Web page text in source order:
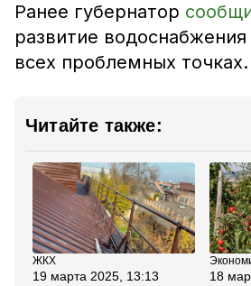
Ранее губернатор
развитие
всех проблемных точках.
Читайте также:
ЖКХ
19 марта 2025, 13:13
18